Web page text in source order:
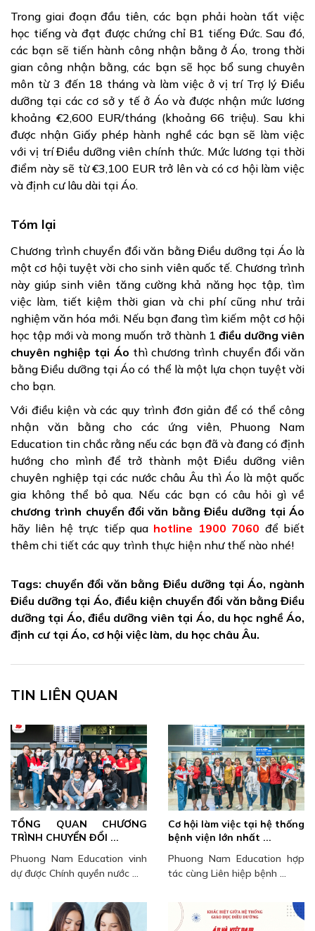
Trong giai đoạn đầu tiên, các bạn phải hoàn tất việc
học tiếng và đạt được chứng chỉ B1 tiếng Đức. Sau đó,
các bạn sẽ tiến hành công nhận bằng ở Áo, trong thời
gian công nhận bằng, các bạn sẽ học bổ sung chuyên
môn từ 3 đến 18 tháng và làm việc ở vị trí Trợ lý Điều
dưỡng tại các cơ sở y tế ở Áo và được nhận mức lương
khoảng €2,600 EUR/tháng (khoảng 66 triệu). Sau khi
được nhận Giấy phép hành nghề các bạn sẽ làm việc
với vị trí Điều dưỡng viên chính thức. Mức lương tại thời
điểm này sẽ từ €3,100 EUR trở lên và có cơ hội làm việc
và định cư lâu dài tại Áo.
Tóm lại
Chương trình chuyển đổi văn bằng Điều dưỡng tại Áo là
một cơ hội tuyệt vời cho sinh viên quốc tế. Chương trình
này giúp sinh viên tăng cường khả năng học tập, tìm
việc làm, tiết kiệm thời gian và chi phí cũng như trải
nghiệm văn hóa mới. Nếu bạn đang tìm kiếm một cơ hội
học tập mới và mong muốn trở thành 1 điều dưỡng viên
chuyên nghiệp tại Áo thì chương trình chuyển đổi văn
bằng Điều dưỡng tại Áo có thể là một lựa chọn tuyệt vời
cho bạn.
Với điều kiện và các quy trình đơn giản để có thể công
nhận văn bằng cho các ứng viên, Phuong Nam
Education tin chắc rằng nếu các bạn đã và đang có định
hướng cho mình để trở thành một Điều dưỡng viên
chuyên nghiệp tại các nước châu Âu thì Áo là một quốc
gia không thể bỏ qua. Nếu các bạn có câu hỏi gì về
chương trình chuyển đổi văn bằng Điều dưỡng tại Áo
hãy liên hệ trực tiếp qua hotline 1900 7060 để biết
thêm chi tiết các quy trình thực hiện như thế nào nhé!
Tags: chuyển đổi văn bằng Điều dưỡng tại Áo, ngành
Điều dưỡng tại Áo, điều kiện chuyển đổi văn bằng Điều
dưỡng tại Áo, điều dưỡng viên tại Áo, du học nghề Áo,
định cư tại Áo, cơ hội việc làm, du học châu Âu.
TIN LIÊN QUAN
TỔNG QUAN CHƯƠNG
TRÌNH CHUYỂN ĐỔI ...
Phuong Nam Education vinh
dự được Chính quyền nước ...
Cơ hội làm việc tại hệ thống
bệnh viện lớn nhất ...
Phuong Nam Education hợp
tác cùng Liên hiệp bệnh ...